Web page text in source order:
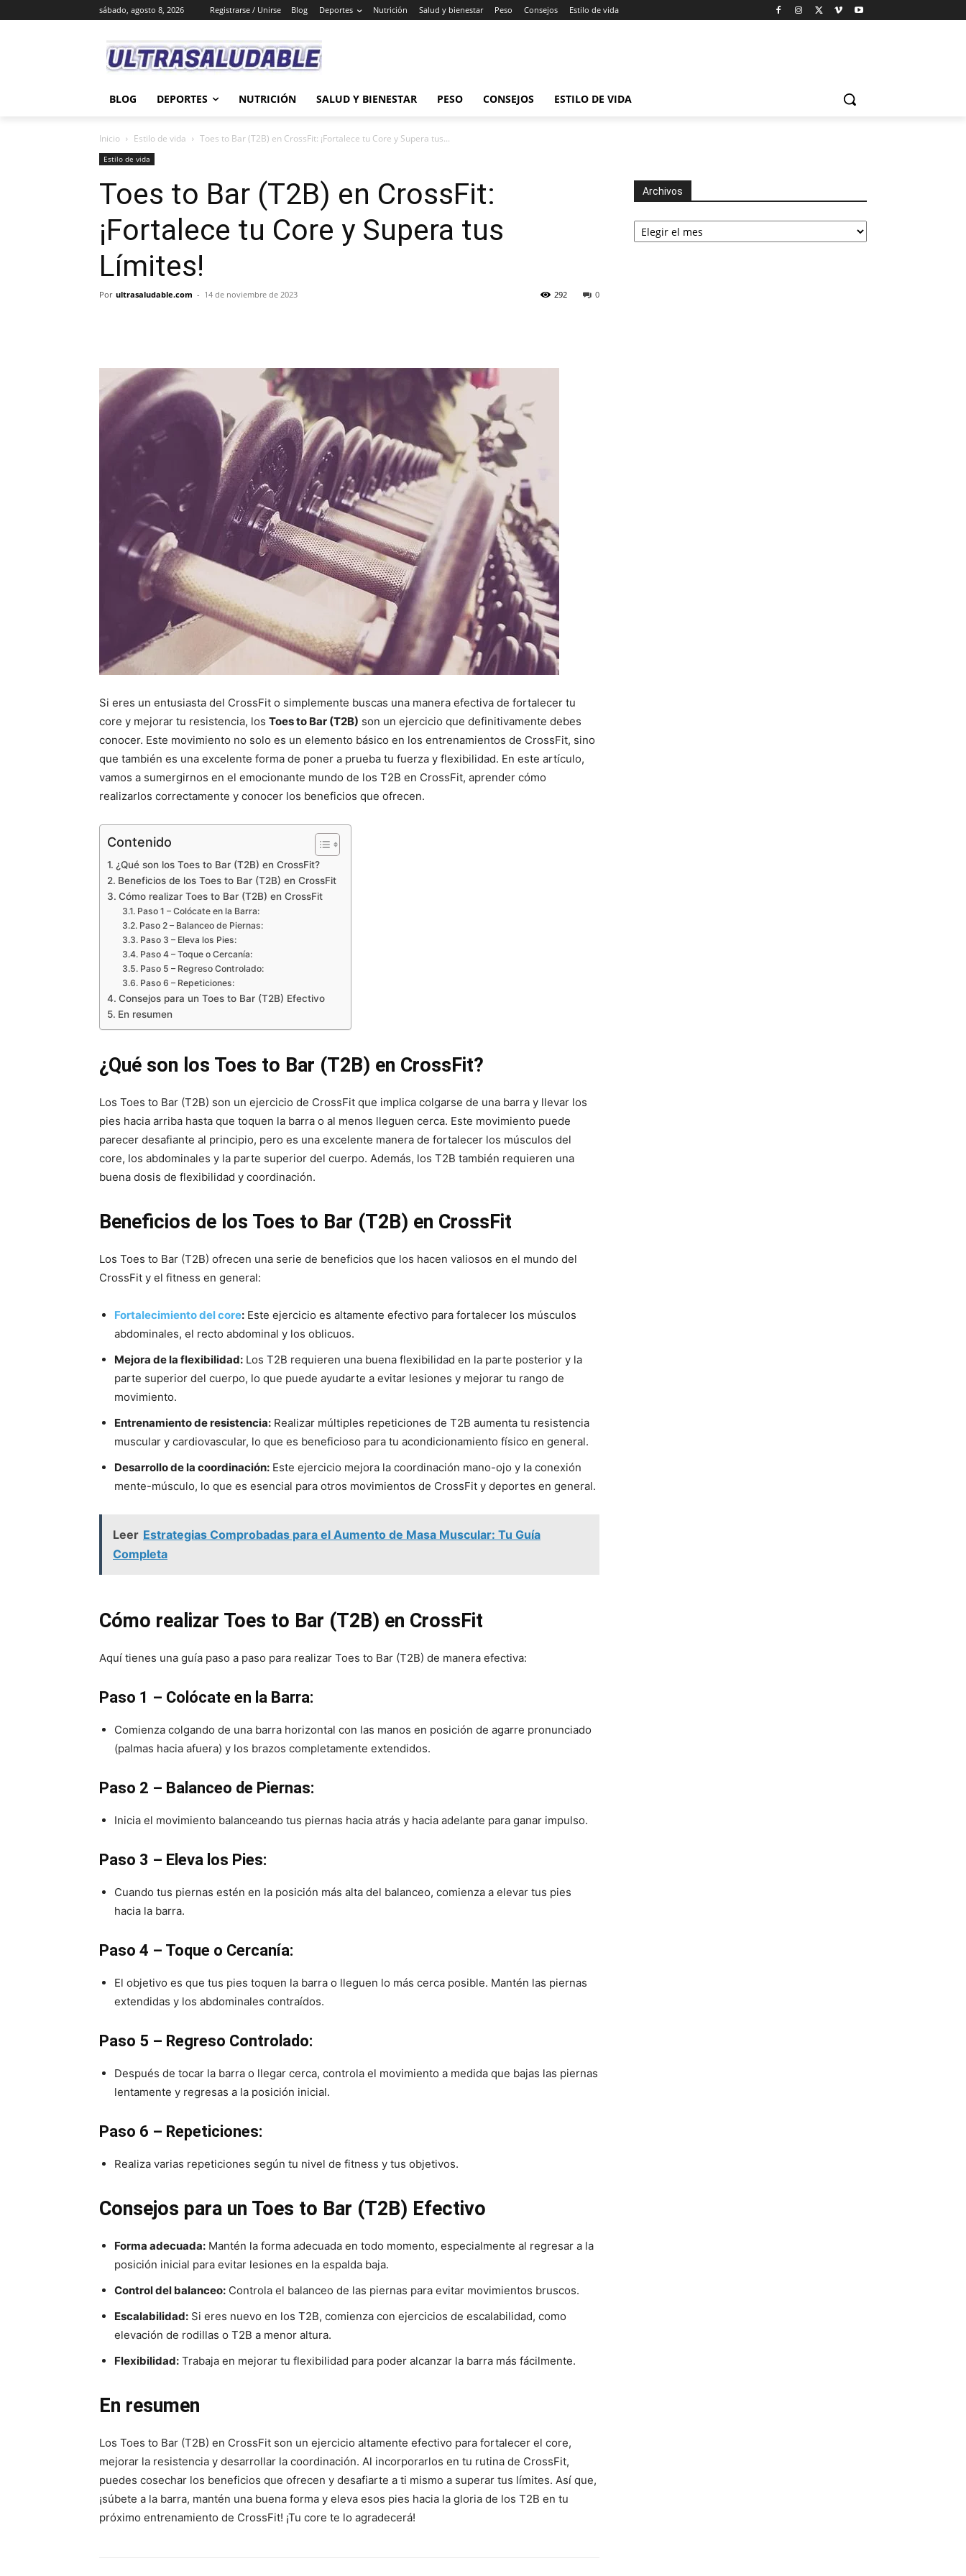
sábado, agosto 8, 2026 Registrarse / Unirse Blog Deportes Nutrición Salud y bienestar Peso Consejos Estilo de vida
BLOG DEPORTES NUTRICIÓN SALUD Y BIENESTAR PESO CONSEJOS ESTILO DE VIDA
Inicio Estilo de vida Toes to Bar (T2B) en CrossFit: ¡Fortalece tu Core y Supera tus...
Estilo de vida
Toes to Bar (T2B) en CrossFit:
¡Fortalece tu Core y Supera tus
Límites!
Por ultrasaludable.com - 14 de noviembre de 2023 0
292
Si eres un entusiasta del CrossFit o simplemente buscas una manera efectiva de fortalecer tu
core y mejorar tu resistencia, los Toes to Bar (T2B) son un ejercicio que definitivamente debes
conocer. Este movimiento no solo es un elemento básico en los entrenamientos de CrossFit, sino
que también es una excelente forma de poner a prueba tu fuerza y ​​flexibilidad. En este artículo,
vamos a sumergirnos en el emocionante mundo de los T2B en CrossFit, aprender cómo
realizarlos correctamente y conocer los beneficios que ofrecen.
Contenido
¿Qué son los Toes to Bar (T2B) en CrossFit?
Beneficios de los Toes to Bar (T2B) en CrossFit
Cómo realizar Toes to Bar (T2B) en CrossFit
Paso 1 – Colócate en la Barra:
Paso 2 – Balanceo de Piernas:
Paso 3 – Eleva los Pies:
Paso 4 – Toque o Cercanía:
Paso 5 – Regreso Controlado:
Paso 6 – Repeticiones:
Consejos para un Toes to Bar (T2B) Efectivo
En resumen
¿Qué son los Toes to Bar (T2B) en CrossFit?
Los Toes to Bar (T2B) son un ejercicio de CrossFit que implica colgarse de una barra y llevar los
pies hacia arriba hasta que toquen la barra o al menos lleguen cerca. Este movimiento puede
parecer desafiante al principio, pero es una excelente manera de fortalecer los músculos del
core, los abdominales y la parte superior del cuerpo. Además, los T2B también requieren una
buena dosis de flexibilidad y coordinación.
Beneficios de los Toes to Bar (T2B) en CrossFit
Los Toes to Bar (T2B) ofrecen una serie de beneficios que los hacen valiosos en el mundo del
CrossFit y el fitness en general:
Fortalecimiento del core: Este ejercicio es altamente efectivo para fortalecer los músculos
abdominales, el recto abdominal y los oblicuos.
Mejora de la flexibilidad: Los T2B requieren una buena flexibilidad en la parte posterior y la
parte superior del cuerpo, lo que puede ayudarte a evitar lesiones y mejorar tu rango de
movimiento.
Entrenamiento de resistencia: Realizar múltiples repeticiones de T2B aumenta tu resistencia
muscular y cardiovascular, lo que es beneficioso para tu acondicionamiento físico en general.
Desarrollo de la coordinación: Este ejercicio mejora la coordinación mano-ojo y la conexión
mente-músculo, lo que es esencial para otros movimientos de CrossFit y deportes en general.
Leer Estrategias Comprobadas para el Aumento de Masa Muscular: Tu Guía
Completa
Cómo realizar Toes to Bar (T2B) en CrossFit
Aquí tienes una guía paso a paso para realizar Toes to Bar (T2B) de manera efectiva:
Paso 1 – Colócate en la Barra:
Comienza colgando de una barra horizontal con las manos en posición de agarre pronunciado
(palmas hacia afuera) y los brazos completamente extendidos.
Paso 2 – Balanceo de Piernas:
Inicia el movimiento balanceando tus piernas hacia atrás y hacia adelante para ganar impulso.
Paso 3 – Eleva los Pies:
Cuando tus piernas estén en la posición más alta del balanceo, comienza a elevar tus pies
hacia la barra.
Paso 4 – Toque o Cercanía:
El objetivo es que tus pies toquen la barra o lleguen lo más cerca posible. Mantén las piernas
extendidas y los abdominales contraídos.
Paso 5 – Regreso Controlado:
Después de tocar la barra o llegar cerca, controla el movimiento a medida que bajas las piernas
lentamente y regresas a la posición inicial.
Paso 6 – Repeticiones:
Realiza varias repeticiones según tu nivel de fitness y tus objetivos.
Consejos para un Toes to Bar (T2B) Efectivo
Forma adecuada: Mantén la forma adecuada en todo momento, especialmente al regresar a la
posición inicial para evitar lesiones en la espalda baja.
Control del balanceo: Controla el balanceo de las piernas para evitar movimientos bruscos.
Escalabilidad: Si eres nuevo en los T2B, comienza con ejercicios de escalabilidad, como
elevación de rodillas o T2B a menor altura.
Flexibilidad: Trabaja en mejorar tu flexibilidad para poder alcanzar la barra más fácilmente.
En resumen
Los Toes to Bar (T2B) en CrossFit son un ejercicio altamente efectivo para fortalecer el core,
mejorar la resistencia y desarrollar la coordinación. Al incorporarlos en tu rutina de CrossFit,
puedes cosechar los beneficios que ofrecen y desafiarte a ti mismo a superar tus límites. Así que,
¡súbete a la barra, mantén una buena forma y eleva esos pies hacia la gloria de los T2B en tu
próximo entrenamiento de CrossFit! ¡Tu core te lo agradecerá!
Archivos
Archivos